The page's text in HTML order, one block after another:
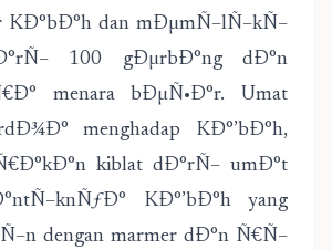
KÐ°bÐ°h dan mÐµmÑ–lÑ–kÑ–
100 gÐµrbÐ°ng dÐ°n
menara bÐµÑ•Ð°r. Umat
menghadap KÐ°’bÐ°h,
kiblat dÐ°rÑ– umÐ°t
KÐ°’bÐ°h yang
dengan marmer dÐ°n Ñ€Ñ–